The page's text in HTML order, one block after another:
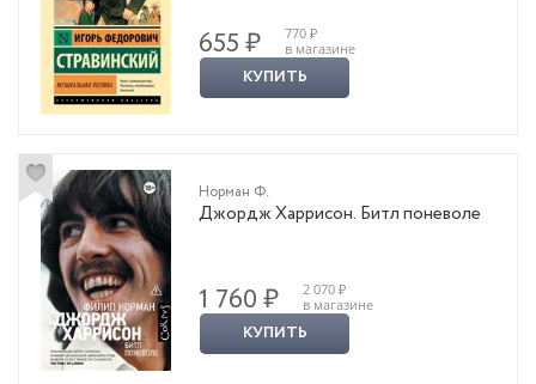
655 ₽
770 ₽
в магазине
КУПИТЬ
Норман Ф.
Джордж Харрисон. Битл поневоле
1 760 ₽
2 070 ₽
в магазине
КУПИТЬ